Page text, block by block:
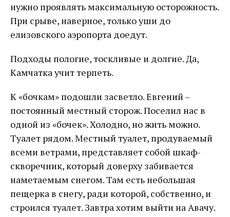
нужно проявлять максимальную осторожность.
При срыве, наверное, только уши до
елизовского аэропорта доедут.
Подходы пологие, тоскливые и долгие. Да,
Камчатка учит терпеть.
К «бочкам» подошли засветло. Евгений –
постоянный местный сторож. Поселил нас в
одной из «бочек». Холодно, но жить можно.
Туалет рядом. Местный туалет, продуваемый
всеми ветрами, представляет собой шкаф-
скворечник, который доверху забивается
наметаемым снегом. Там есть небольшая
пещерка в снегу, ради которой, собственно, и
строился туалет. Завтра хотим выйти на Авачу.